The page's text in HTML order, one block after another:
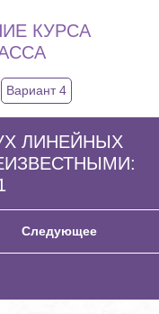
КУРСА
Вариант 4
ЛИНЕЙНЫХ
Следующее